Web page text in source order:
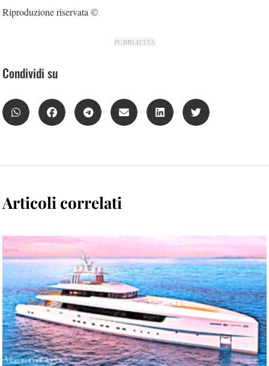
Riproduzione riservata ©
PUBBLICITÀ
Condividi su
Articoli correlati